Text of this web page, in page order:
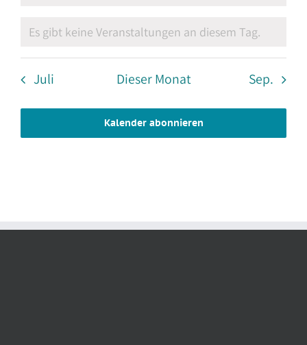
Hinweis
Es gibt keine Veranstaltungen an diesem Tag.
Juli Dieser Monat Sep.
Kalender abonnieren